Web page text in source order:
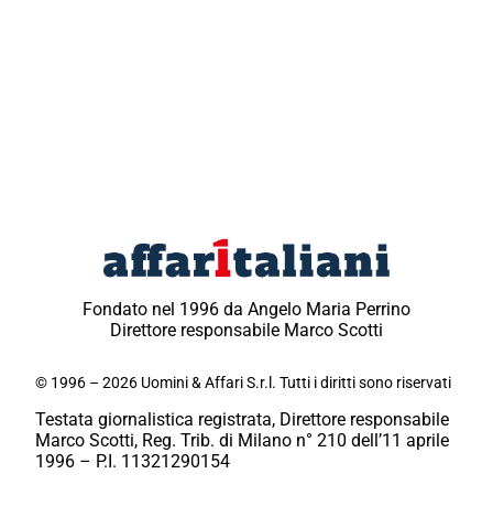
Fondato nel 1996 da Angelo Maria Perrino
Direttore responsabile Marco Scotti
© 1996 – 2026 Uomini & Affari S.r.l. Tutti i diritti sono riservati
Testata giornalistica registrata, Direttore responsabile
Marco Scotti, Reg. Trib. di Milano n° 210 dell’11 aprile
1996 – P.I. 11321290154